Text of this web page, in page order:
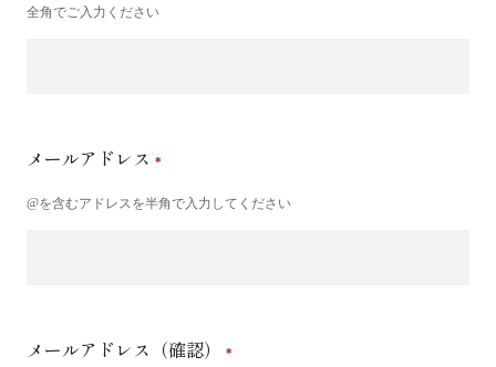
全角でご入力ください
メールアドレス
@を含むアドレスを半角で入力してください
メールアドレス（確認）